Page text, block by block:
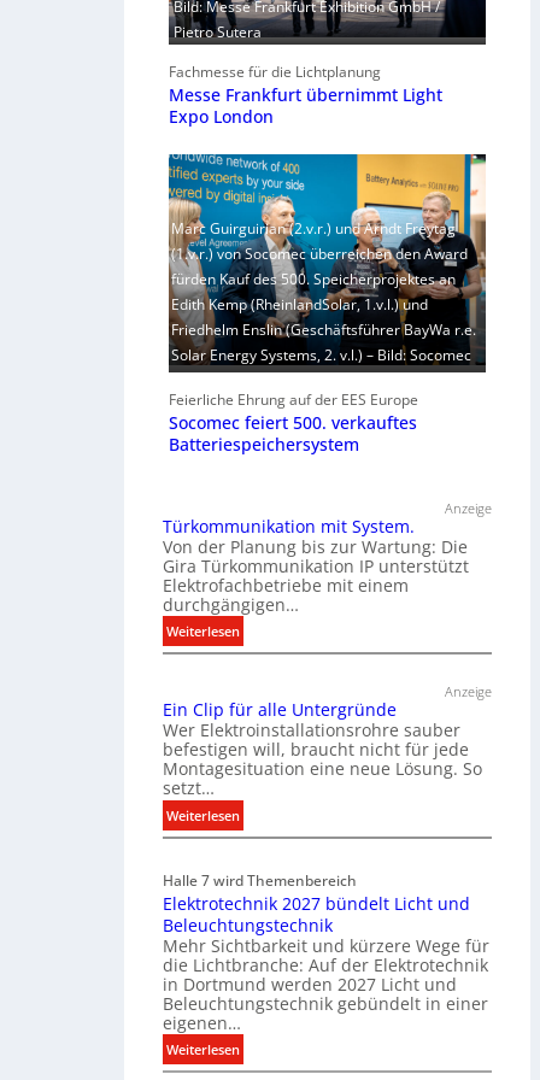
Bild: Messe Frankfurt Exhibition GmbH /
Pietro Sutera
Fachmesse für die Lichtplanung
Messe Frankfurt übernimmt Light
Expo London
Marc Guirguirian (2.v.r.) und Arndt Freytag
(1.v.r.) von Socomec überreichen den Award
fürden Kauf des 500. Speicherprojektes an
Edith Kemp (RheinlandSolar, 1.v.l.) und
Friedhelm Enslin (Geschäftsführer BayWa r.e.
Solar Energy Systems, 2. v.l.) – Bild: Socomec
Feierliche Ehrung auf der EES Europe
Socomec feiert 500. verkauftes
Batteriespeichersystem
Anzeige
Türkommunikation mit System.
Von der Planung bis zur Wartung: Die
Gira Türkommunikation IP unterstützt
Elektrofachbetriebe mit einem
durchgängigen…
Weiterlesen:
T
r
k
o
m
u
n
k
a
t
i
o
n
t
Anzeige
Ein Clip für alle Untergründe
Wer Elektroinstallationsrohre sauber
befestigen will, braucht nicht für jede
Montagesituation eine neue Lösung. So
setzt…
Weiterlesen:
E
n
C
l
i
p
f
a
Halle 7 wird Themenbereich
Elektrotechnik 2027 bündelt Licht und
Beleuchtungstechnik
Mehr Sichtbarkeit und kürzere Wege für
die Lichtbranche: Auf der Elektrotechnik
in Dortmund werden 2027 Licht und
Beleuchtungstechnik gebündelt in einer
eigenen…
Weiterlesen:
E